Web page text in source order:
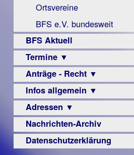
Ortsvereine
BFS e.V. bundesweit
BFS Aktuell
Termine ▼
Veranstaltungsprogramme
Anträge - Recht ▼
Archiv
Urteile
Infos allgemein ▼
Sehbehinderung
Frühförderung
Schule
Adressen ▼
Augenoptiker
Berufsbildungswerke
Nachrichten-Archiv
Datenschutzerklärung